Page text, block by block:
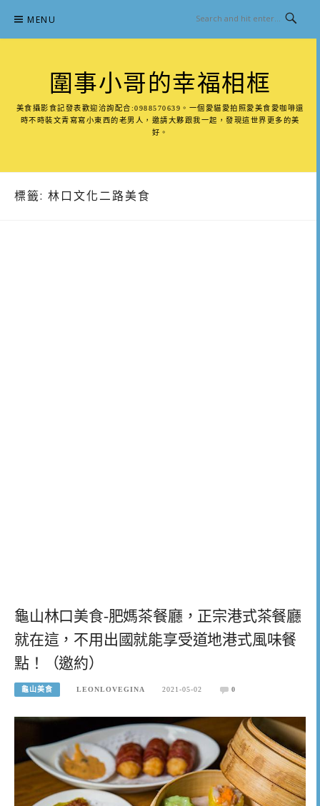
content
MENU
圍事小哥的幸福相框
美食攝影食記發表歡迎洽詢配合:0988570639。一個愛貓愛拍照愛美食愛咖啡還
時不時裝文青寫寫小東西的老男人，邀請大夥跟我一起，發現這世界更多的美
好。
標籤: 林口文化二路美食
龜山林口美食-肥媽茶餐廳，正宗港式茶餐廳
就在這，不用出國就能享受道地港式風味餐
點！（邀約）
龜山美食 LEONLOVEGINA 2021-05-02 0